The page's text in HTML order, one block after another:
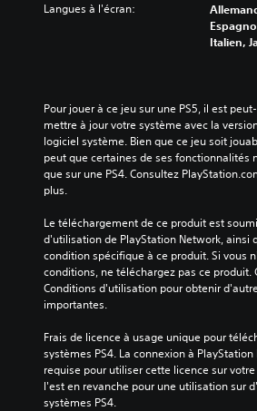
Langues à l'écran:
Italien,
Pour jouer à ce jeu sur une PS5, il est
mettre à jour votre système avec la
logiciel système. Bien que ce jeu soit
peut que certaines de ses fonctionnalités
que sur une PS4. Consultez
plus.
Le téléchargement de ce produit est
d'utilisation de PlayStation Network, ainsi
condition spécifique à ce produit. Si vous
conditions, ne téléchargez pas ce produit.
Conditions d'utilisation pour obtenir
importantes.
Frais de licence à usage unique pour
systèmes PS4. La connexion à
requise pour utiliser cette licence sur votre
l'est en revanche pour une utilisation sur
systèmes PS4.